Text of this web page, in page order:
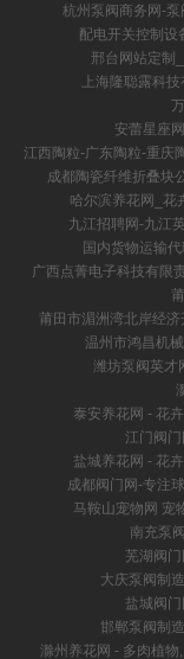
杭州泵阀商务网-
配电开关控制设
邢台网站定制
上海隆聪露科
安蕾星座
江西陶粒-广东陶粒-重庆
成都陶瓷纤维折叠块
哈尔滨养花网_花
九江招聘网-九江
国内货物运输
广西点菁电子科技有限
莆田市湄洲湾北岸经
温州市鸿昌机
潍坊泵阀英才
泰安养花网 - 花
江门阀
盐城养花网 - 花
成都阀门网-专注
马鞍山宠物网 宠
南充泵
芜湖阀
大庆泵阀制
盐城阀
邯郸泵阀制
滁州养花网 - 多肉植